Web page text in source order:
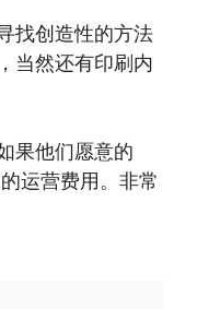
找创造性的方法
当然还有印刷内
果他们愿意的
运营费用。非常